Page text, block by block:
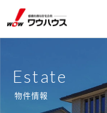
Estate
物件情報